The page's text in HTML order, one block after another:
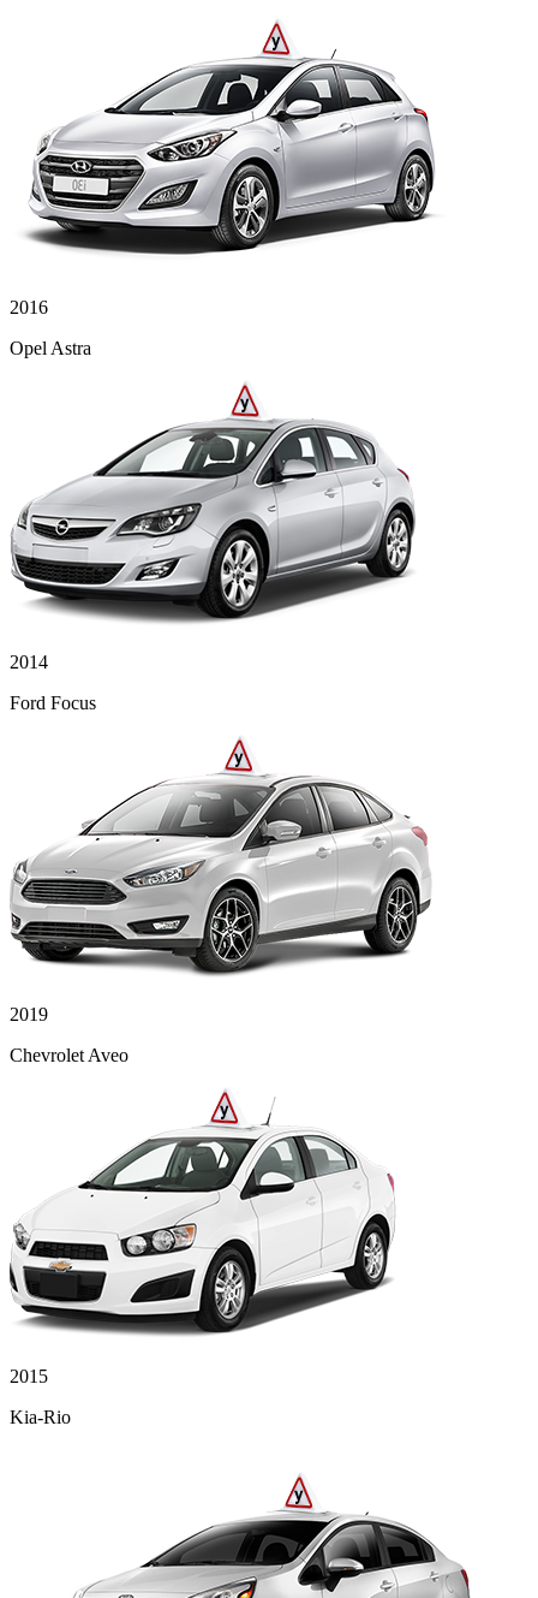
2016
Opel Astra
2014
Ford Focus
2019
Chevrolet Aveo
2015
Kia-Rio